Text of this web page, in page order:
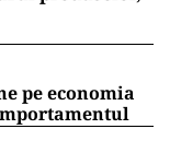
pe economia